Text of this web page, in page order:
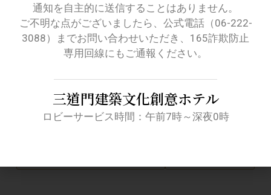
マイナスイオンヘアドライヤー
バスルームは部屋の外にある独立したバス
通知を自主的に送信することはありません。
ご不明な点がございましたら、公式電話（06-222-
3088）までお問い合わせいただき、165詐欺防止
専用回線にもご通報ください。
三道門建築文化創意ホテル
ロビーサービス時間：午前7時～深夜0時